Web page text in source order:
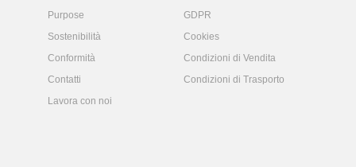
Purpose
GDPR
Sostenibilità
Cookies
Conformità
Condizioni di Vendita
Contatti
Condizioni di Trasporto
Lavora con noi